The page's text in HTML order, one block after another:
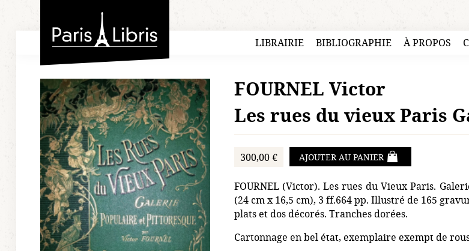
LIBRAIRIE
BIBLIOGRAPHIE À PROPOS
FOURNEL Victor
Les rues du vieux Paris
300,00 € AJOUTER AU PANIER
FOURNEL (Victor). Les rues du Vieux Paris.
(24 cm x 16,5 cm), 3 ff.664 pp. Illustré de 165
plats et dos décorés. Tranches dorées.
Cartonnage en bel état, exemplaire exempt de